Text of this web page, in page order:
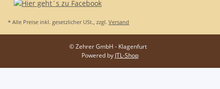
* Alle Preise inkl. gesetzlicher USt., zzgl. Versand
© Zehrer GmbH - Klagenfurt
Powered by JTL-Shop